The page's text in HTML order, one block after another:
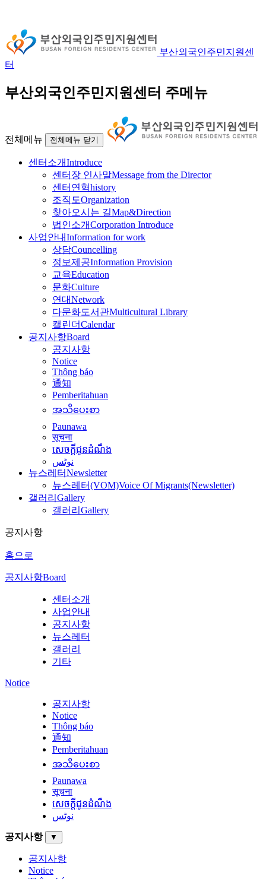
부산외국인주민지원센
터
부산외국인주민지원센터 주메뉴
전체메뉴 전체메뉴 닫기
센터소개Introduce
센터장 인사말Message from the Director
센터연혁history
조직도Organization
찾아오시는 길Map&Direction
법인소개Corporation Introduce
사업안내Information for work
상담Councelling
정보제공Information Provision
교육Education
문화Culture
연대Network
다문화도서관Multicultural Library
캘린더Calendar
공지사항Board
공지사항
Notice
Thông báo
通知
Pemberitahuan
အသိပေးစာ
Paunawa
सूचना
សេចក្តីជូនដំណឹង
نوٹس
뉴스레터Newsletter
뉴스레터(VOM)Voice Of Migrants(Newsletter)
갤러리 Gallery
갤러리 Gallery
공지사항
홈으로
공지사항Board
센터소개
사업안내
공지사항
뉴스레터
갤러리
기타
Notice
공지사항
Notice
Thông báo
通知
Pemberitahuan
အသိပေးစာ
Paunawa
सूचना
សេចក្តីជូនដំណឹង
نوٹس
공지사항 ▼
공지사항
Notice